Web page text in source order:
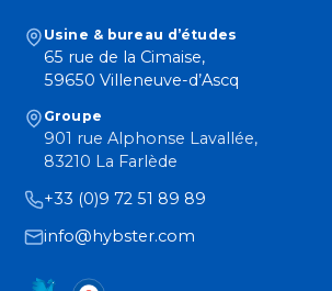
Usine & bureau d’études
65 rue de la Cimaise,
59650 Villeneuve-d’Ascq
Groupe
901 rue Alphonse Lavallée,
83210 La Farlède
+33 (0)9 72 51 89 89
info@hybster.com